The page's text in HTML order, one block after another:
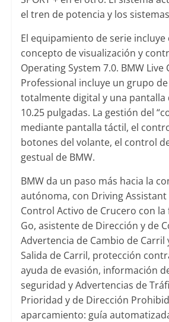
el tren de potencia y los
El equipamiento de serie incluye
concepto de visualización y
Operating System 7.0. BMW Live
Professional incluye un grupo
totalmente digital y una pantalla
10.25 pulgadas. La gestión del
mediante pantalla táctil, el
botones del volante, el control
gestual de BMW.
BMW da un paso más hacia la
autónoma, con Driving Assistant
Control Activo de Crucero con
Go, asistente de Dirección y de
Advertencia de Cambio de Carril
Salida de Carril, protección
ayuda de evasión, información
seguridad y Advertencias de
Prioridad y de Dirección
aparcamiento: guía